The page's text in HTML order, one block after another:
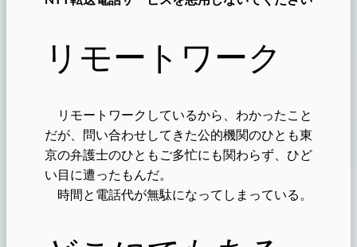
リモートワーク
リモートワークしているから、わかったこと
だが、問い合わせしてきた公的機関のひとも東
京の弁護士のひともご多忙にも関わらず、ひど
い目に遭ったもんだ。
時間と電話代が無駄になってしまっている。